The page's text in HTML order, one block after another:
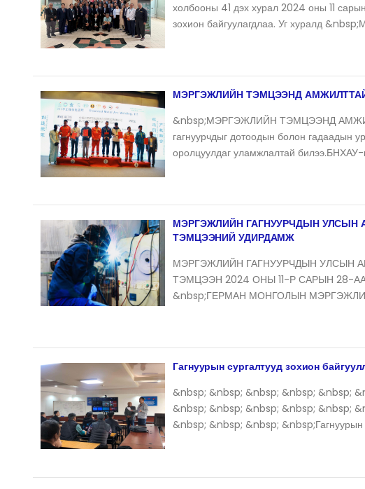
холбооны 41 дэх хурал 2024 оны 11
зохион байгуулагдлаа. Уг хуралд
МЭРГЭЖЛИЙН ТЭМЦЭЭНД
&nbsp;МЭРГЭЖЛИЙН ТЭМЦЭЭНД
гагнуурчдыг дотоодын болон гадаадын
оролцуулдаг уламжлалтай
МЭРГЭЖЛИЙН ГАГНУУРЧДЫН УЛСЫН
ТЭМЦЭЭНИЙ УДИРДАМЖ
МЭРГЭЖЛИЙН ГАГНУУРЧДЫН УЛСЫН
ТЭМЦЭЭН 2024 ОНЫ 11-Р САРЫН 28-
&nbsp;ГЕРМАН МОНГОЛЫН
Гагнуурын сургалтууд зохион
&nbsp; &nbsp; &nbsp; &nbsp; &nbsp;
&nbsp; &nbsp; &nbsp; &nbsp; &nbsp;
&nbsp; &nbsp; &nbsp; &nbsp;Гагнуурын